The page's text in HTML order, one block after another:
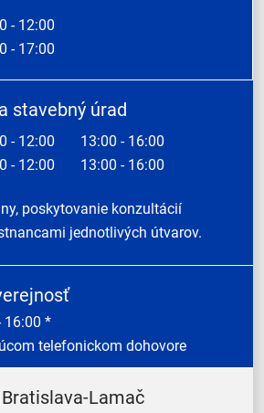
- 12:00
- 17:00
stavebný úrad
- 12:00
13:00 - 16:00
- 12:00 13:00 - 16:00
poskytovanie konzultácií
jednotlivých útvarov.
*
telefonickom dohovore
Lamač